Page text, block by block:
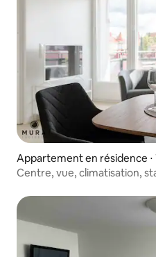
Appartement en résidence ⋅
Centre, vue, climatisation,